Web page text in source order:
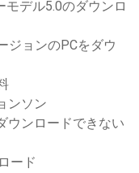
デル5.0のダウンロ
ジョンのPCをダウ
ンソン
ウンロードできない
ード